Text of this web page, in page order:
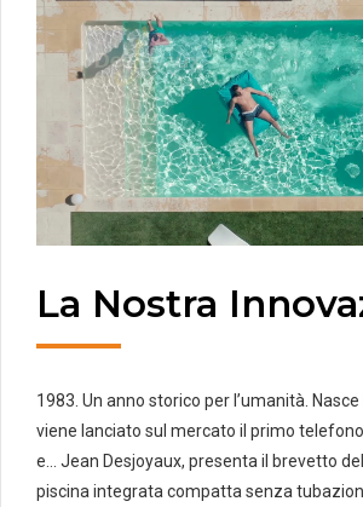
La Nostra
1983. Un anno storico per l’umanità.
viene lanciato sul mercato il primo
e… Jean Desjoyaux, presenta il brevetto
piscina integrata compatta senza